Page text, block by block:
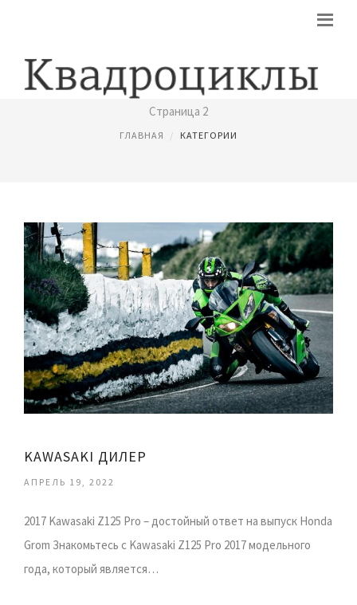
КВАДРАЦИКЛЫ КАВАСАКИ KAWASAKI
Страница 2
ГЛАВНАЯ КАТЕГОРИИ
KAWASAKI ДИЛЕР
АПРЕЛЬ 19, 2022
2017 Kawasaki Z125 Pro – достойный ответ на выпуск Honda
Grom Знакомьтесь с Kawasaki Z125 Pro 2017 модельного
года, который является…